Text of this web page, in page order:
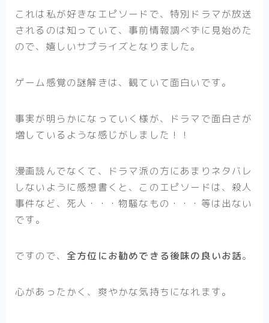
これは私が好きなエピソードで、特別ドラマが放送
されるのは知っていて、事前情報調べずに見始めた
ので、嬉しいサプライズとなりました。
ゲーム感覚の謎解きは、観ていて面白いです。
事実が明らかになっていく様が、ドラマで面白さが
増しているような感じがしました！！
漫画読んでなくて、ドラマ派の方にあまりネタバレ
しないように感想書くと、このエピソードは、殺人
事件など、死人・・・物騒なもの・・・等は出ない
です。
ですので、 全方位にお勧めできる後味の良いお話。
心があったかく、爽やかな気持ちになれます。